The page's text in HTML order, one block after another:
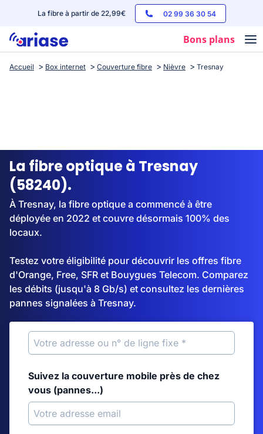
La fibre à partir de 22,99€ 02 99 36 30 54
Bons plans
Box internet
Streaming
Accueil Box internet Couverture fibre Nièvre Tresnay
La fibre optique à Tresnay
(58240).
À Tresnay, la fibre optique a commencé à être
déployée en 2022 et couvre désormais 100% des
locaux.
Testez votre éligibilité pour découvrir les offres fibre
d'Orange, Free, SFR et Bouygues Telecom. Comparez
les débits (jusqu'à 8 Gb/s) et consultez les dernières
pannes signalées à Tresnay.
Suivez la couverture mobile près de chez
vous (pannes...)